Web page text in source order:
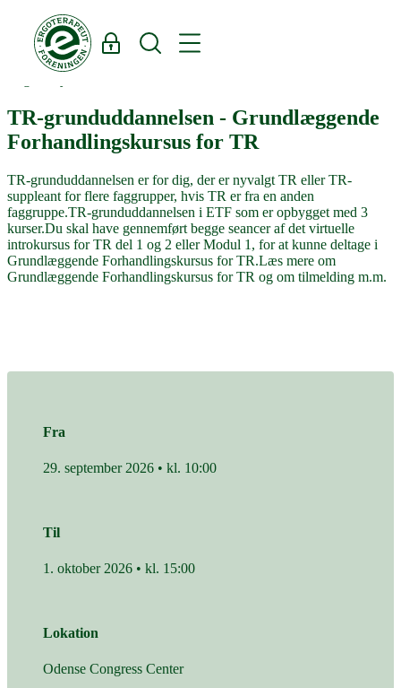
Log ind Søg
TR-grunduddannelsen - Grundlæggende
Forhandlingskursus for TR
TR-grunduddannelsen er for dig, der er nyvalgt TR eller TR-
suppleant for flere faggrupper, hvis TR er fra en anden
faggruppe.TR-grunduddannelsen i ETF som er opbygget med 3
kurser.Du skal have gennemført begge seancer af det virtuelle
introkursus for TR del 1 og 2 eller Modul 1, for at kunne deltage i
Grundlæggende Forhandlingskursus for TR.Læs mere om
Grundlæggende Forhandlingskursus for TR og om tilmelding m.m.
Fra
29. september 2026 • kl. 10:00
Til
1. oktober 2026 • kl. 15:00
Lokation
Odense Congress Center